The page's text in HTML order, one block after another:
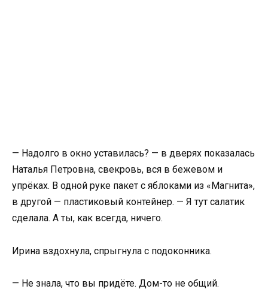
— Надолго в окно уставилась? — в дверях показалась
Наталья Петровна, свекровь, вся в бежевом и
упрёках. В одной руке пакет с яблоками из «Магнита»,
в другой — пластиковый контейнер. — Я тут салатик
сделала. А ты, как всегда, ничего.
Ирина вздохнула, спрыгнула с подоконника.
— Не знала, что вы придёте. Дом-то не общий.